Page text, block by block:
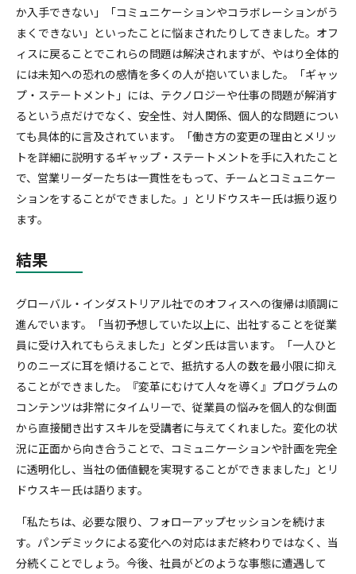
か入手できない」「コミュニケーションやコラボレーションがう
まくできない」といったことに悩まされたりしてきました。オフ
ィスに戻ることでこれらの問題は解決されますが、やはり全体的
には未知への恐れの感情を多くの人が抱いていました。「ギャッ
プ・ステートメント」には、テクノロジーや仕事の問題が解消す
るという点だけでなく、安全性、対人関係、個人的な問題につい
ても具体的に言及されています。「働き方の変更の理由とメリッ
トを詳細に説明するギャップ・ステートメントを手に入れたこと
で、営業リーダーたちは一貫性をもって、チームとコミュニケー
ションをすることができました。」とリドウスキー氏は振り返り
ます。
結果
グローバル・インダストリアル社でのオフィスへの復帰は順調に
進んでいます。「当初予想していた以上に、出社することを従業
員に受け入れてもらえました」とダン氏は言います。「一人ひと
りのニーズに耳を傾けることで、抵抗する人の数を最小限に抑え
ることができました。『変革にむけて人々を導く』プログラムの
コンテンツは非常にタイムリーで、従業員の悩みを個人的な側面
から直接聞き出すスキルを受講者に与えてくれました。変化の状
況に正面から向き合うことで、コミュニケーションや計画を完全
に透明化し、当社の価値観を実現することができまました」とリ
ドウスキー氏は語ります。
「私たちは、必要な限り、フォローアップセッションを続けま
す。パンデミックによる変化への対応はまだ終わりではなく、当
分続くことでしょう。今後、社員がどのような事態に遭遇して